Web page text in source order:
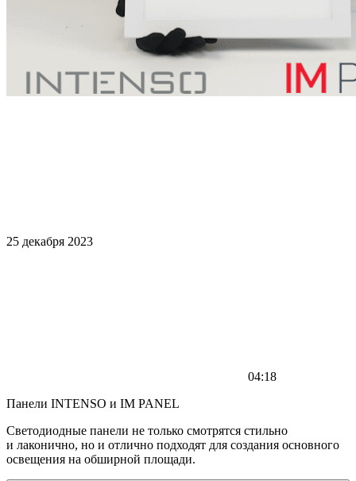
25 декабря 2023
04:18
Панели INTENSO и IM PANEL
Светодиодные панели не только смотрятся стильно
и лаконично, но и отлично подходят для создания основного
освещения на обширной площади.